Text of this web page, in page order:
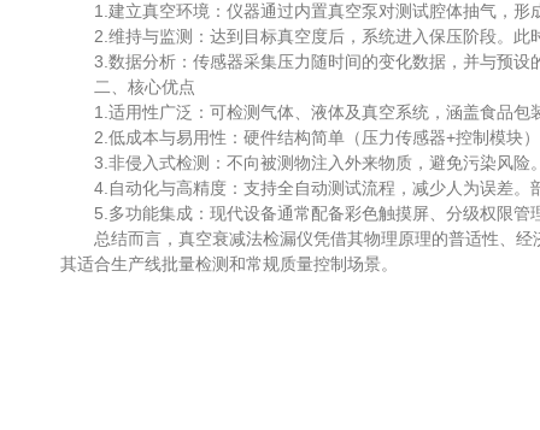
1.建立真空环境：仪器通过内置真空泵对测试腔体抽气，形
2.维持与监测：达到目标真空度后，系统进入保压阶段。此
3.数据分析：传感器采集压力随时间的变化数据，并与预设
二、核心优点
1.适用性广泛：可检测气体、液体及真空系统，涵盖食品包
2.低成本与易用性：硬件结构简单（压力传感器+控制模块）
3.非侵入式检测：不向被测物注入外来物质，避免污染风险
4.自动化与高精度：支持全自动测试流程，减少人为误差。
5.多功能集成：现代设备通常配备彩色触摸屏、分级权限管
总结而言，真空衰减法检漏仪凭借其物理原理的普适性、经
其适合生产线批量检测和常规质量控制场景。